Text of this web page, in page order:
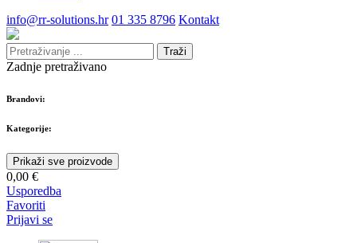
info@rr-solutions.hr 01 335 8796 Kontakt
Traži
Zadnje pretraživano
Brandovi:
Kategorije:
Prikaži sve proizvode
0,00 €
Usporedba
Favoriti
Prijavi se